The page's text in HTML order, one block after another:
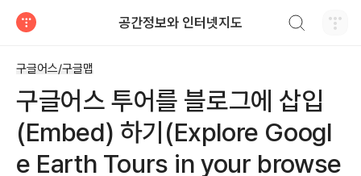
공간정보와 인터넷지도
구글어스/구글맵
구글어스 투어를 블로그에 삽입
(Embed) 하기(Explore Googl
e Earth Tours in your browse